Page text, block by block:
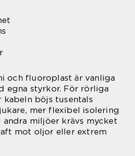
och fluoroplast är vanliga
egna styrkor. För rörliga
böjs tusentals
mer flexibel isolering
andra miljöer krävs mycket
mot oljor eller extrem